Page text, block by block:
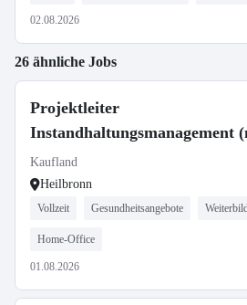
02.08.2026
26 ähnliche Jobs
Projektleiter
Instandhaltungsmanagement
Kaufland
Heilbronn
Vollzeit Gesundheitsangebote
Home-Office
01.08.2026